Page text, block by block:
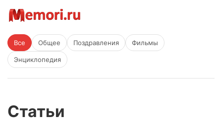
Все Общее Поздравления Фильмы
Энциклопедия
Статьи